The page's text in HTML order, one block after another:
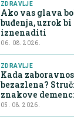
ZDRAVLJE
Ako vas glava
buđenja, uzrok bi
iznenaditi
06. 08. 2026.
ZDRAVLJE
Kada
bezazlena?
znakove
05. 08. 2026.